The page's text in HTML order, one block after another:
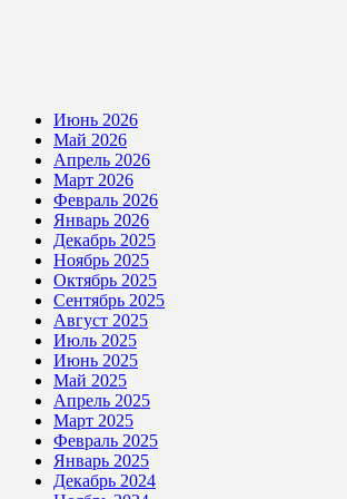
Июнь 2026
Май 2026
Апрель 2026
Март 2026
Февраль 2026
Январь 2026
Декабрь 2025
Ноябрь 2025
Октябрь 2025
Сентябрь 2025
Август 2025
Июль 2025
Июнь 2025
Май 2025
Апрель 2025
Март 2025
Февраль 2025
Январь 2025
Декабрь 2024